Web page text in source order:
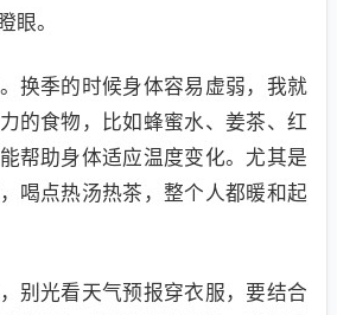
眼。
换季的时候身体容易虚弱，我就
的食物，比如蜂蜜水、姜茶、红
帮助身体适应温度变化。尤其是
喝点热汤热茶，整个人都暖和起
别光看天气预报穿衣服，要结合